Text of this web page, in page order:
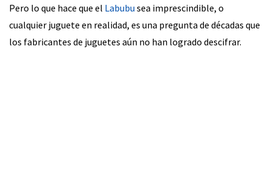
Pero lo que hace que el Labubu sea imprescindible, o
cualquier juguete en realidad, es una pregunta de décadas que
los fabricantes de juguetes aún no han logrado descifrar.